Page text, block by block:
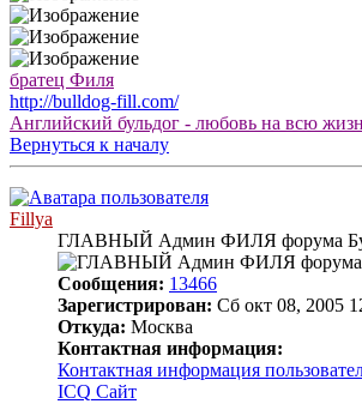
братец Филя
http://bulldog-fill.com/
Английский бульдог - любовь на всю
Вернуться к началу
Fillya
ГЛАВНЫЙ Админ ФИЛЯ форума
Сообщения: 13466
Зарегистрирован: Сб окт 08, 2005
Откуда: Москва
Контактная информация:
Контактная информация
ICQ Сайт